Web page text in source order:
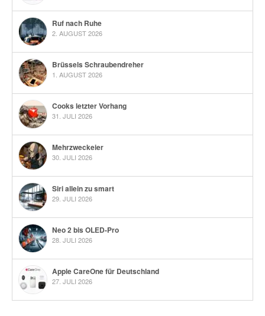
Ruf nach Ruhe
2. AUGUST 2026
Brüssels Schraubendreher
1. AUGUST 2026
Cooks letzter Vorhang
31. JULI 2026
Mehrzweckeier
30. JULI 2026
Siri allein zu smart
29. JULI 2026
Neo 2 bis OLED-Pro
28. JULI 2026
Apple CareOne für Deutschland
27. JULI 2026